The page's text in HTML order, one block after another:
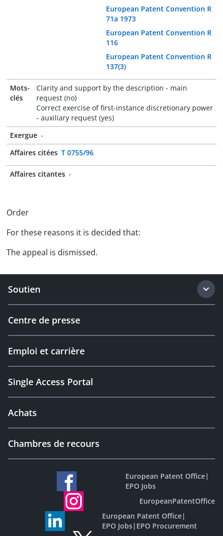
European Patent Convention R
71a 1973
European Patent Convention R
116
European Patent Convention R
137(3)
Mots-
clés
Clarity and support by the description - main
request (no)
Correct exercise of first-instance discretionary power
- auxiliary request (yes)
Exergue -
Affaires citées T 0755/96
Affaires citantes -
Order
For these reasons it is decided that:
The appeal is dismissed.
Soutien
Centre de presse
Emploi et carrière
Single Access Portal
Achats
Chambres de recours
European Patent Office|
EPO Jobs
EuropeanPatentOffice
European Patent Office|
EPO Jobs| EPO Procurement